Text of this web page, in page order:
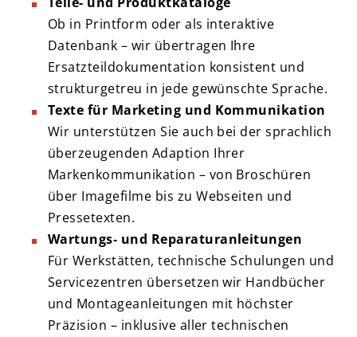
Ob in Printform oder als interaktive
Datenbank – wir übertragen Ihre
Ersatzteildokumentation konsistent und
strukturgetreu in jede gewünschte Sprache.
Texte für Marketing und Kommunikation
Wir unterstützen Sie auch bei der sprachlich
überzeugenden Adaption Ihrer
Markenkommunikation – von Broschüren
über Imagefilme bis zu Webseiten und
Pressetexten.
Wartungs- und Reparaturanleitungen
Für Werkstätten, technische Schulungen und
Servicezentren übersetzen wir Handbücher
und Montageanleitungen mit höchster
Präzision – inklusive aller technischen